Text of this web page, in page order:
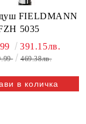
FIELDMANN
5035
391.15лв.
469.38лв.